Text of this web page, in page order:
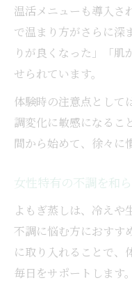
温活メニューも導入さ
で温まり方がさらに深
りが良くなった」「
せられています。
体験時の注意点として
調変化に敏感になるこ
間から始めて、徐々に
女性特有の不調を和
よもぎ蒸しは、冷えや
不調に悩む方におすす
に取り入れることで、
毎日をサポートします。